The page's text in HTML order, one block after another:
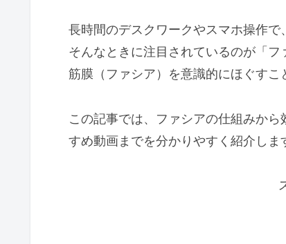
長時間のデスクワークやスマホ操作
そんなときに注目されているのが「フ
筋膜（ファシア）を意識的にほぐすこ
この記事では、ファシアの仕組みか
すめ動画までを分かりやすく紹介しま